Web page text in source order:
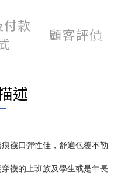
款
顧客評價
述
襪口彈性佳，舒適包覆不勒
襪的上班族及學生或是年長